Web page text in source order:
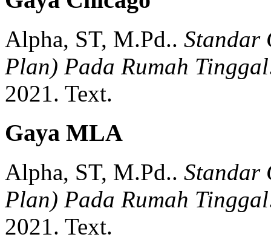
Alpha, ST, M.Pd.. Standar
Plan) Pada Rumah Tinggal
2021. Text.
Gaya MLA
Alpha, ST, M.Pd.. Standar
Plan) Pada Rumah Tinggal
2021. Text.